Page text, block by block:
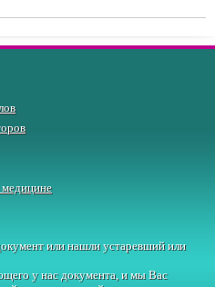
или нашли устаревший или
у нас документа, и мы Вас